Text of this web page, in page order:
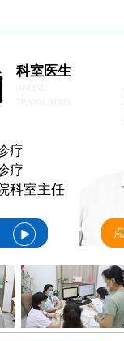
科室医生
疗
疗
科室主任